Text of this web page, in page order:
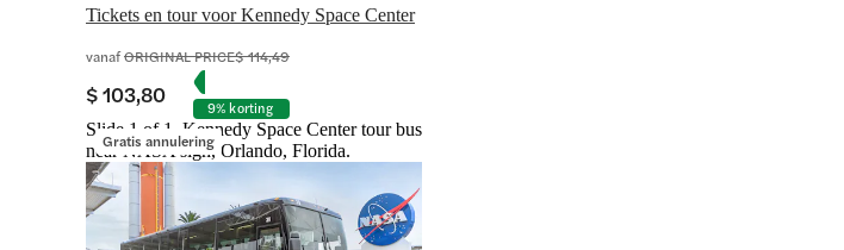
Tickets en tour voor Kennedy Space Center
vanafORIGINAL PRICE$ 114,49
$ 103,80 9% korting
Gratis annulering
Slide 1 of 1, Kennedy Space Center tour bus
near NASA sign, Orlando, Florida.